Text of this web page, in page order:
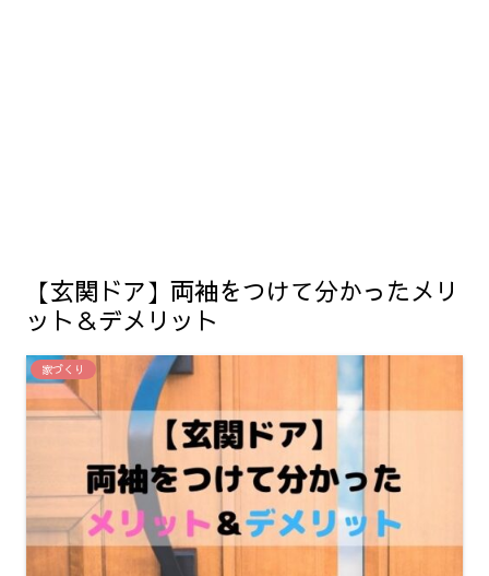
【玄関ドア】両袖をつけて分かったメリ
ット＆デメリット
家づくり